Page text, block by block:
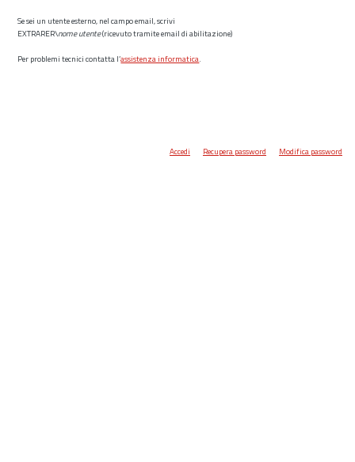
Se sei un utente esterno, nel campo email, scrivi
EXTRARER\nome utente(ricevuto tramite email di abilitazione)
Per problemi tecnici contatta l’assistenza informatica.
Accedi Recupera password Modifica password